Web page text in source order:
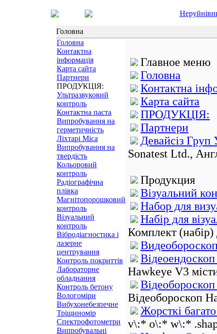
Головна
Головна
Контактна
інформація
Карта сайта
Партнери
ПРОДУКЦІЯ:
Ультразвуковий
контроль
Контактна паста
Випробування на
герметичність
Ліхтарі Mica
Випробування на
твердість
Кольоровий
контроль
Радіографічна
плівка
Магнітопорошковий
контроль
Візуальний
контроль
Вібродіагностика і
лазерне
центрування
Контроль покриттів
Лабораторне
обладнання
Контроль бетону
Вологоміри
Вибухонебезпечне
Тріщиномір
Спектрофотометри
Випробувальні
Главное меню
Головна
Контактна
Карта сайта
ПРОДУКЦІЯ:
Партнери
Девайсіз Груп
Sonatest Ltd.,
Продукция
Візуальний
Набор для
Набір для
Комплект (набір)
Hawkeye V3
Відеобороскоп
Жорсткі
v\:* o\:* w\:*